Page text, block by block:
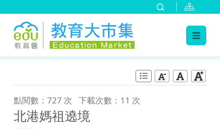
點閱數：727 次 下載次數：11 次
北港媽祖遶境